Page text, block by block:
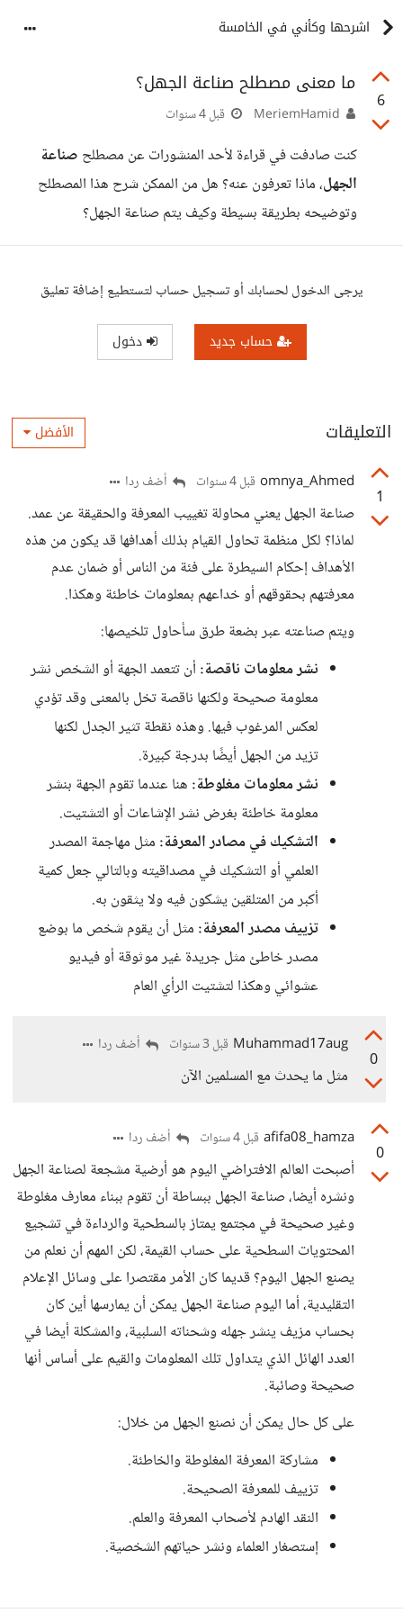
اشرحها وكأني في الخامسة
6
ما معنى مصطلح صناعة الجهل؟
قبل 4 سنوات
كنت صادفت في قراءة لأحد المنشورات عن مصطلح صناعة
الجهل، ماذا تعرفون عنه؟ هل من الممكن شرح هذا المصطلح
وتوضيحه بطريقة بسيطة وكيف يتم صناعة الجهل؟
يرجى الدخول لحسابك أو تسجيل حساب لتستطيع إضافة تعليق
حساب جديد دخول
التعليقات الأفضل
1
omnya_Ahmed قبل 4 سنوات أضف ردا
صناعة الجهل يعني محاولة تغييب المعرفة والحقيقة عن عمد.
لماذا؟ لكل منظمة تحاول القيام بذلك أهدافها قد يكون من هذه
الأهداف إحكام السيطرة على فئة من الناس أو ضمان عدم
معرفتهم بحقوقهم أو خداعهم بمعلومات خاطئة وهكذا.
ويتم صناعته عبر بضعة طرق سأحاول تلخيصها:
نشر معلومات ناقصة: أن تتعمد الجهة أو الشخص نشر
معلومة صحيحة ولكنها ناقصة تخل بالمعنى وقد تؤدي
لعكس المرغوب فيها. وهذه نقطة تثير الجدل لكنها
تزيد من الجهل أيضًا بدرجة كبيرة.
نشر معلومات مغلوطة: هنا عندما تقوم الجهة بنشر
معلومة خاطئة بغرض نشر الإشاعات أو التشتيت.
التشكيك في مصادر المعرفة: مثل مهاجمة المصدر
العلمي أو التشكيك في مصداقيته وبالتالي جعل كمية
أكبر من المتلقين يشكون فيه ولا يثقون به.
تزييف مصدر المعرفة: مثل أن يقوم شخص ما بوضع
مصدر خاطئ مثل جريدة غير موثوقة أو فيديو
عشوائي وهكذا لتشتيت الرأي العام
0
Muhammad17aug قبل 3 سنوات أضف ردا
مثل ما يحدث مع المسلمين الآن
0
afifa08_hamza قبل 4 سنوات أضف ردا
أصبحت العالم الافتراضي اليوم هو أرضية مشجعة لصناعة الجهل
ونشره أيضا، صناعة الجهل ببساطة أن تقوم ببناء معارف مغلوطة
وغير صحيحة في مجتمع يمتاز بالسطحية والرداءة في تشجيع
المحتويات السطحية على حساب القيمة، لكن المهم أن نعلم من
يصنع الجهل اليوم؟ قديما كان الأمر مقتصرا على وسائل الإعلام
التقليدية، أما اليوم صناعة الجهل يمكن أن يمارسها أين كان
بحساب مزيف ينشر جهله وشحناته السلبية، والمشكلة أيضا في
العدد الهائل الذي يتداول تلك المعلومات والقيم على أساس أنها
صحيحة وصائبة.
على كل حال يمكن أن نصنع الجهل من خلال:
مشاركة المعرفة المغلوطة والخاطئة.
تزييف للمعرفة الصحيحة.
النقد الهادم لأصحاب المعرفة والعلم.
إستصغار العلماء ونشر حياتهم الشخصية.